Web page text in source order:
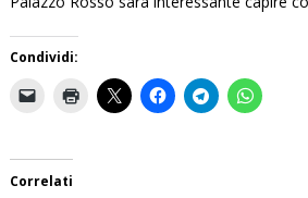
Condividi:
Correlati